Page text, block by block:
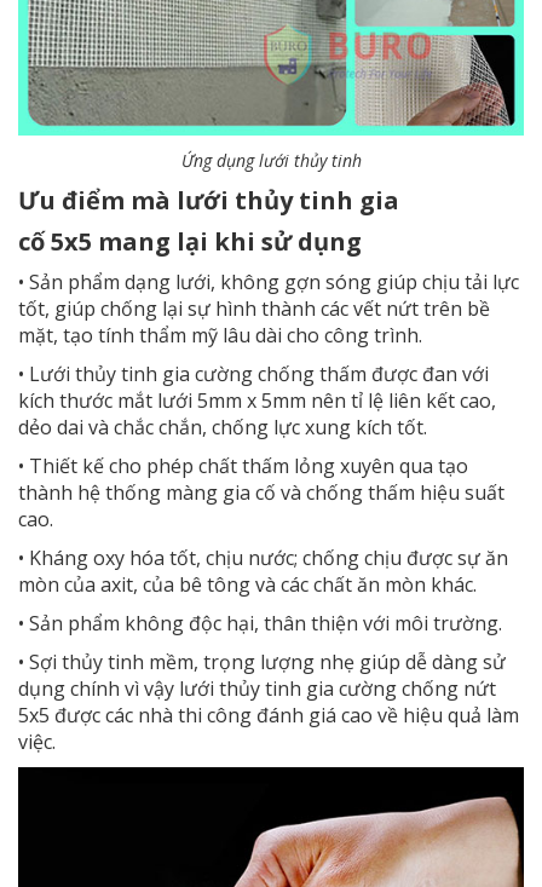
Ứng dụng lưới thủy tinh
Ưu điểm mà lưới thủy tinh gia
cố 5x5 mang lại khi sử dụng
• Sản phẩm dạng lưới, không gợn sóng giúp chịu tải lực
tốt, giúp chống lại sự hình thành các vết nứt trên bề
mặt, tạo tính thẩm mỹ lâu dài cho công trình.
• Lưới thủy tinh gia cườngchống thấm được đan với
kích thước mắt lưới 5mm x 5mm nên tỉ lệ liên kết cao,
dẻo dai và chắc chắn, chống lực xung kích tốt.
• Thiết kế cho phép chất thấm lỏng xuyên qua tạo
thành hệ thống màng gia cố và chống thấm hiệu suất
cao.
• Kháng oxy hóa tốt, chịu nước; chống chịu được sự ăn
mòn của axit, của bê tông và các chất ăn mòn khác.
• Sản phẩm không độc hại, thân thiện với môi trường.
• Sợi thủy tinh mềm, trọng lượng nhẹ giúp dễ dàng sử
dụng chính vì vậy lưới thủy tinh gia cường chống nứt
5x5 được các nhà thi công đánh giá cao về hiệu quả làm
việc.